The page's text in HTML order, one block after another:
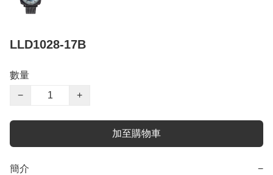
LLD1028-17B
數量
−
+
加至購物車
簡介 −